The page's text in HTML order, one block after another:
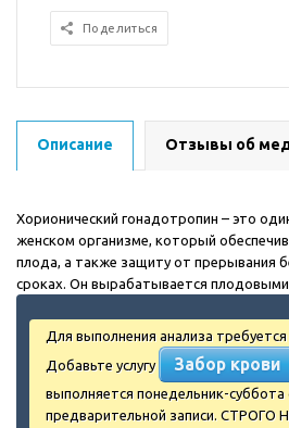
Поделиться
Описание Отзывы об
Хорионический гонадотропин – это
женском организме, который
плода, а также защиту от прерывания
сроках. Он вырабатывается
Для выполнения анализа
Добавьте услугу
Забор крови
выполняется понедельник-суббота
предварительной записи.